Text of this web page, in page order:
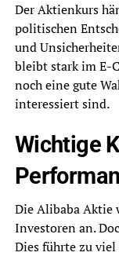
Der Aktienkurs
politischen
und
bleibt stark im E-
noch eine gute
interessiert sind.
Wichtige
Die Alibaba Aktie
Investoren an.
Dies führte zu viel